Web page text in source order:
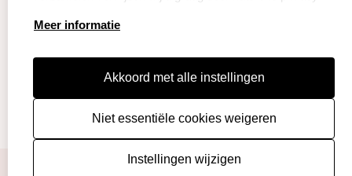
Instructie voor
Aanleverspecificaties
Safety Sheets
algemene voorwaarden
disclaimer
Cookies resetten
Meer informatie
Akkoord met alle instellingen
Niet essentiële cookies weigeren
Instellingen wijzigen